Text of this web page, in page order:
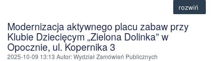
rozwiń
Modernizacja aktywnego placu zabaw przy
Klubie Dziecięcym „Zielona Dolinka” w
Opocznie, ul. Kopernika 3
2025-10-09 13:13 Autor: Wydział Zamówień Publicznych